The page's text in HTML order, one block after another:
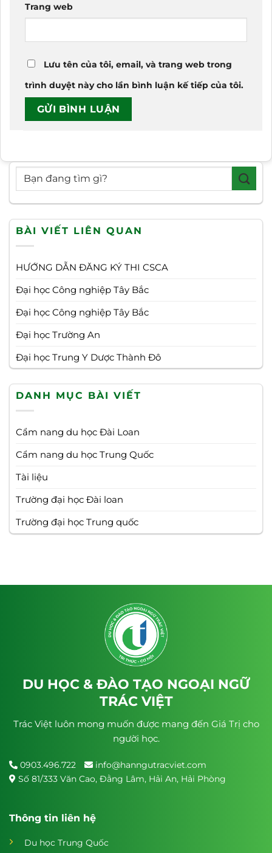
Trang web
Lưu tên của tôi, email, và trang web trong
trình duyệt này cho lần bình luận kế tiếp của tôi.
BÀI VIẾT LIÊN QUAN
HƯỚNG DẪN ĐĂNG KÝ THI CSCA
Đại học Công nghiệp Tây Bắc
Đại học Công nghiệp Tây Bắc
Đại học Trường An
Đại học Trung Y Dược Thành Đô
DANH MỤC BÀI VIẾT
Cẩm nang du học Đài Loan
Cẩm nang du học Trung Quốc
Tài liệu
Trường đại học Đài loan
Trường đại học Trung quốc
DU HỌC & ĐÀO TẠO NGOẠI NGỮ
TRÁC VIỆT
Trác Việt luôn mong muốn được mang đến Giá Trị cho
người học.
0903.496.722
info@hanngutracviet.com
Số 81/333 Văn Cao, Đằng Lâm, Hải An, Hải Phòng
Thông tin liên hệ
Du học Trung Quốc